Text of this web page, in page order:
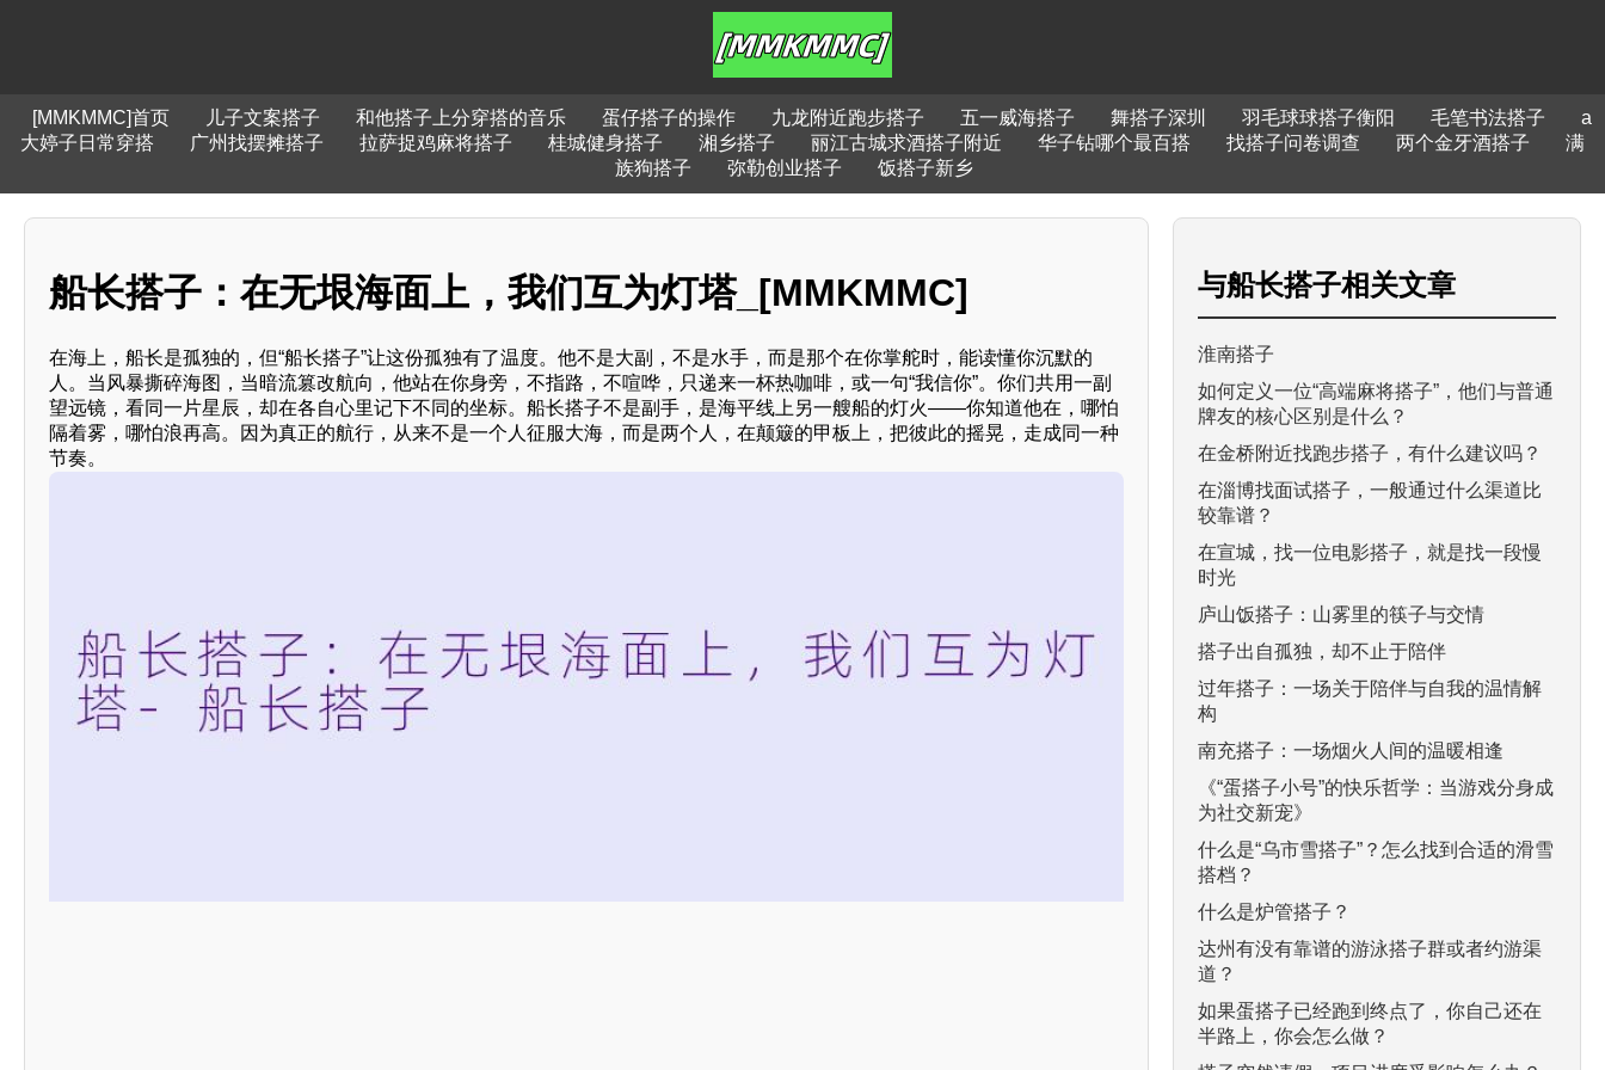
[MMKMMC]首页 儿子文案搭子 和他搭子上分穿搭的音乐 蛋仔搭子的操作 九龙附近跑步搭子 五一威海搭子 舞搭子深圳 羽毛球球搭子衡阳 毛笔书法搭子
a
大婷子日常穿搭
广州找摆摊搭子 拉萨捉鸡麻将搭子 桂城健身搭子 湘乡搭子 丽江古城求酒搭子附近 华子钻哪个最百搭 找搭子问卷调查 两个金牙酒搭子
满
族狗搭子
弥勒创业搭子 饭搭子新乡
船长搭子：在无垠海面上，我们互为灯塔_[MMKMMC]
在海上，船长是孤独的，但“船长搭子”让这份孤独有了温度。他不是大副，不是水手，而是那个在你掌舵时，能读懂你沉默的
人。当风暴撕碎海图，当暗流篡改航向，他站在你身旁，不指路，不喧哗，只递来一杯热咖啡，或一句“我信你”。你们共用一副
望远镜，看同一片星辰，却在各自心里记下不同的坐标。船长搭子不是副手，是海平线上另一艘船的灯火——你知道他在，哪怕
隔着雾，哪怕浪再高。因为真正的航行，从来不是一个人征服大海，而是两个人，在颠簸的甲板上，把彼此的摇晃，走成同一种
节奏。
与船长搭子相关文章
淮南搭子
如何定义一位“高端麻将搭子”，他们与普通
牌友的核心区别是什么？
在金桥附近找跑步搭子，有什么建议吗？
在淄博找面试搭子，一般通过什么渠道比
较靠谱？
在宣城，找一位电影搭子，就是找一段慢
时光
庐山饭搭子：山雾里的筷子与交情
搭子出自孤独，却不止于陪伴
过年搭子：一场关于陪伴与自我的温情解
构
南充搭子：一场烟火人间的温暖相逢
《“蛋搭子小号”的快乐哲学：当游戏分身成
为社交新宠》
什么是“乌市雪搭子”？怎么找到合适的滑雪
搭档？
什么是炉管搭子？
达州有没有靠谱的游泳搭子群或者约游渠
道？
如果蛋搭子已经跑到终点了，你自己还在
半路上，你会怎么做？